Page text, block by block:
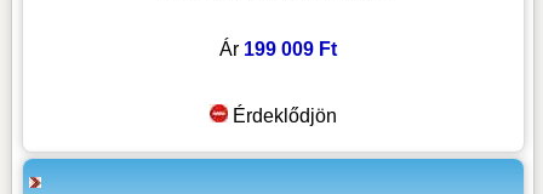
Ár 199 009 Ft
Érdeklődjön